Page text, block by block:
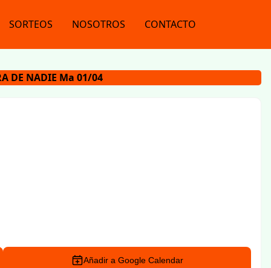
SORTEOS NOSOTROS CONTACTO
DE NADIE Ma 01/04
Añadir a Google Calendar